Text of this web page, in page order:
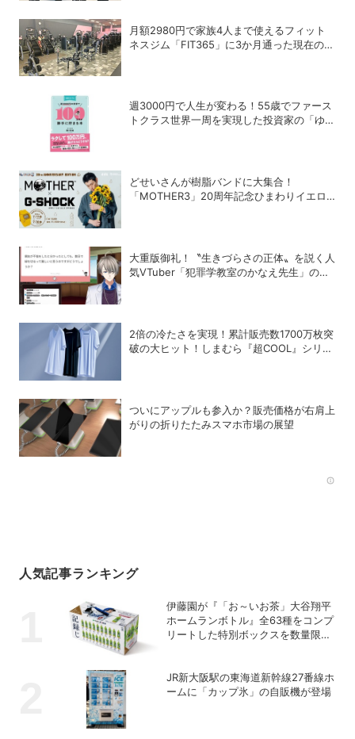
月額2980円で家族4人まで使えるフィット
ネスジム「FIT365」に3か月通った現在のリ
週3000円で人生が変わる！55歳でファース
トクラス世界一周を実現した投資家の「ゆる
どせいさんが樹脂バンドに大集合！
「MOTHER3」20周年記念ひまわりイエロ
大重版御礼！〝生きづらさの正体〟を説く人
気VTuber「犯罪学教室のかなえ先生」の正
2倍の冷たさを実現！累計販売数1700万枚突
破の大ヒット！しまむら『超COOL』シリー
ついにアップルも参入か？販売価格が右肩上
がりの折りたたみスマホ市場の展望
人気記事ランキング
伊藤園が『「お～いお茶」大谷翔平
ホームランボトル』全63種をコンプ
リートした特別ボックスを数量限定
JR新大阪駅の東海道新幹線27番線ホ
ームに「カップ氷」の自販機が登場